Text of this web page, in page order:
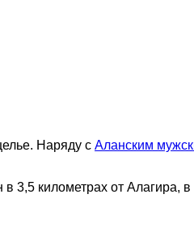
Наряду с Аланским
3,5 километрах от Алагира,